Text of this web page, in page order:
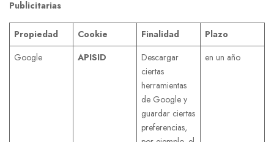
Publicitarias
Propiedad Cookie Finalidad
Plazo
Google
APISID
Descargar
ciertas
herramientas
de Google y
guardar ciertas
preferencias,
en un año